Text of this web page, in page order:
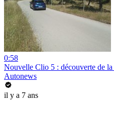
0:58
Nouvelle Clio 5 : découverte de
Autonews
il y a 7 ans